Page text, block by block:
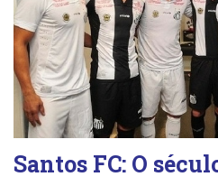
Santos FC: O